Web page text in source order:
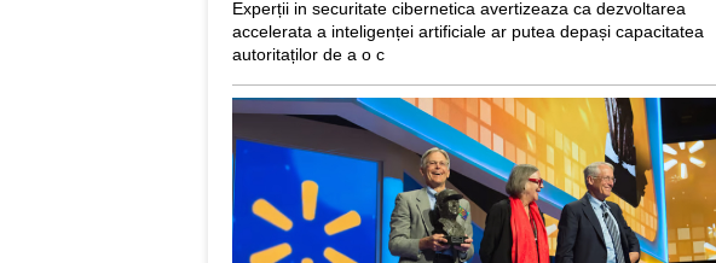
Experții in securitate cibernetica avertizeaza ca dezvoltarea
accelerata a inteligenței artificiale ar putea depași capacitatea
autoritaților de a o c